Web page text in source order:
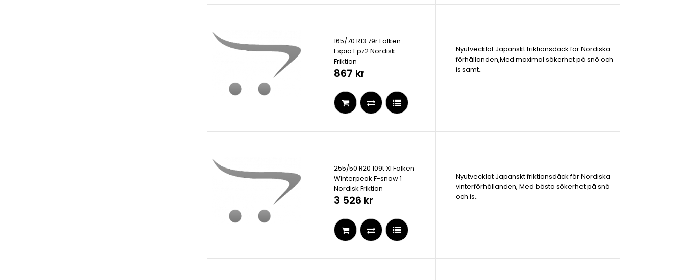
165/70 R13 79r Falken
Espia Epz2 Nordisk
Friktion
867 kr
Nyutvecklat Japanskt friktionsdäck för Nordiska
förhållanden,Med maximal sökerhet på snö och
is samt..
255/50 R20 109t Xl Falken
Winterpeak F-snow 1
Nordisk Friktion
3 526 kr
Nyutvecklat Japanskt friktionsdäck för Nordiska
vinterförhållanden, Med bästa sökerhet på snö
och is..